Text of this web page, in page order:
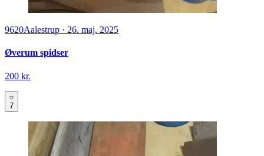
9620Aalestrup · 26. maj. 2025
Øverum spidser
200 kr.
7